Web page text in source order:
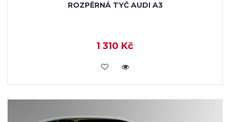
ROZPĚRNÁ TYČ AUDI A3
1 310 Kč
KOUPIT